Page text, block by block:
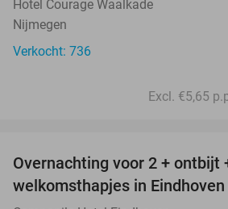
Hotel Courage Waalkade
Nijmegen
Verkocht: 736
Excl. €5,65
Overnachting voor 2 + ontbijt
welkomsthapjes in Eindhoven